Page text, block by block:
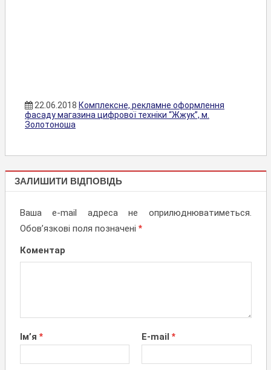
22.06.2018 Комплексне, рекламне оформлення
фасаду магазина цифрової техніки “Жжук”, м.
Золотоноша
КОМПЛЕКСНЕ
ОФОРМЛЕННЯ
ЗАЛИШИТИ ВІДПОВІДЬ
Ваша e-mail адреса не оприлюднюватиметься.
Обов’язкові поля позначені *
Коментар
Ім’я * E-mail *